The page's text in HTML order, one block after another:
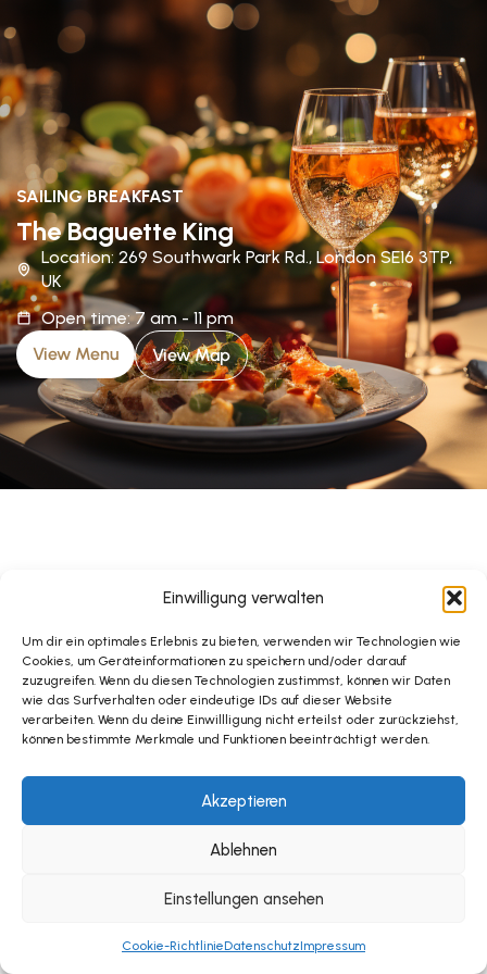
Einwilligung verwalten
Um dir ein optimales Erlebnis zu bieten, verwenden wir Technologien wie
Cookies, um Geräteinformationen zu speichern und/oder darauf
zuzugreifen. Wenn du diesen Technologien zustimmst, können wir Daten
wie das Surfverhalten oder eindeutige IDs auf dieser Website
verarbeiten. Wenn du deine Einwillligung nicht erteilst oder zurückziehst,
können bestimmte Merkmale und Funktionen beeinträchtigt werden.
Akzeptieren
Ablehnen
Einstellungen ansehen
Cookie-RichtlinieDatenschutzImpressum
SAILING BREAKFAST
The Baguette King
Location: 269 Southwark Park Rd., London SE16 3TP,
UK
Open time: 7 am - 11 pm
View Menu
View Map